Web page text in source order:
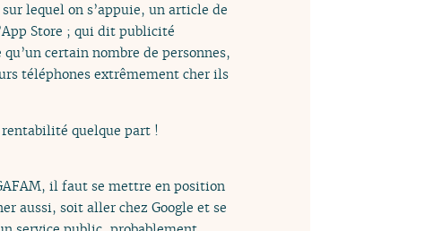
lequel on s’appuie, un article de
Store ; qui dit publicité
certain nombre de personnes,
téléphones extrêmement cher ils
quelque part !
il faut se mettre en position
aussi, soit aller chez Google et se